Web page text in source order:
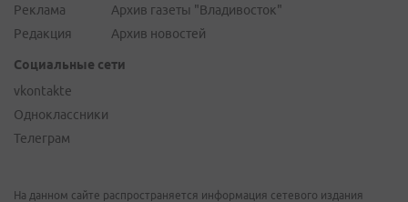
Реклама
Редакция
Архив газеты "Владивосток"
Архив новостей
Социальные сети
vkontakte
Одноклассники
Телеграм
На данном сайте распространяется информация сетевого издания